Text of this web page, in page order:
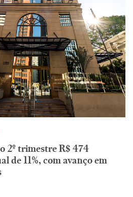
2º trimestre R$ 474
de 11%, com avanço em